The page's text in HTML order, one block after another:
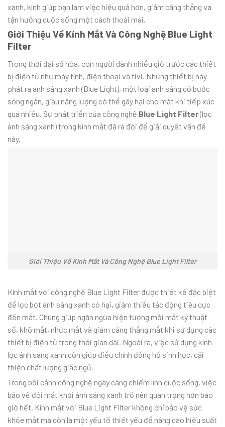
xanh, kính giúp bạn làm việc hiệu quả hơn, giảm căng thẳng và
tận hưởng cuộc sống một cách thoải mái.
Giới Thiệu Về Kính Mắt Và Công Nghệ Blue Light
Filter
Trong thời đại số hóa, con người dành nhiều giờ trước các thiết
bị điện tử như máy tính, điện thoại và tivi. Những thiết bị này
phát ra ánh sáng xanh (Blue Light), một loại ánh sáng có bước
sóng ngắn, giàu năng lượng có thể gây hại cho mắt khi tiếp xúc
quá nhiều. Sự phát triển của công nghệ Blue Light Filter(lọc
ánh sáng xanh) trong kính mắt đã ra đời để giải quyết vấn đề
này.
Giới Thiệu Về Kính Mắt Và Công Nghệ Blue Light Filter
Kính mắt với công nghệ Blue Light Filter được thiết kế đặc biệt
để lọc bớt ánh sáng xanh có hại, giảm thiểu tác động tiêu cực
đến mắt. Chúng giúp ngăn ngừa hiện tượng mỏi mắt kỹ thuật
số, khô mắt, nhức mắt và giảm căng thẳng mắt khi sử dụng các
thiết bị điện tử trong thời gian dài. Ngoài ra, việc sử dụng kính
lọc ánh sáng xanh còn giúp điều chỉnh đồng hồ sinh học, cải
thiện chất lượng giấc ngủ.
Trong bối cảnh công nghệ ngày càng chiếm lĩnh cuộc sống, việc
bảo vệ đôi mắt khỏi ánh sáng xanh trở nên quan trọng hơn bao
giờ hết. Kính mắt với Blue Light Filter không chỉ bảo vệ sức
khỏe mắt mà còn là một yếu tố thiết yếu để nâng cao hiệu suất